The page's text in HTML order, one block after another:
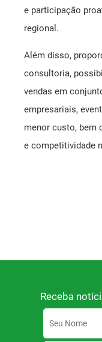
e participação
regional.
Além disso,
consultoria,
vendas em
empresariais,
menor custo, bem
e competitividade
Receba